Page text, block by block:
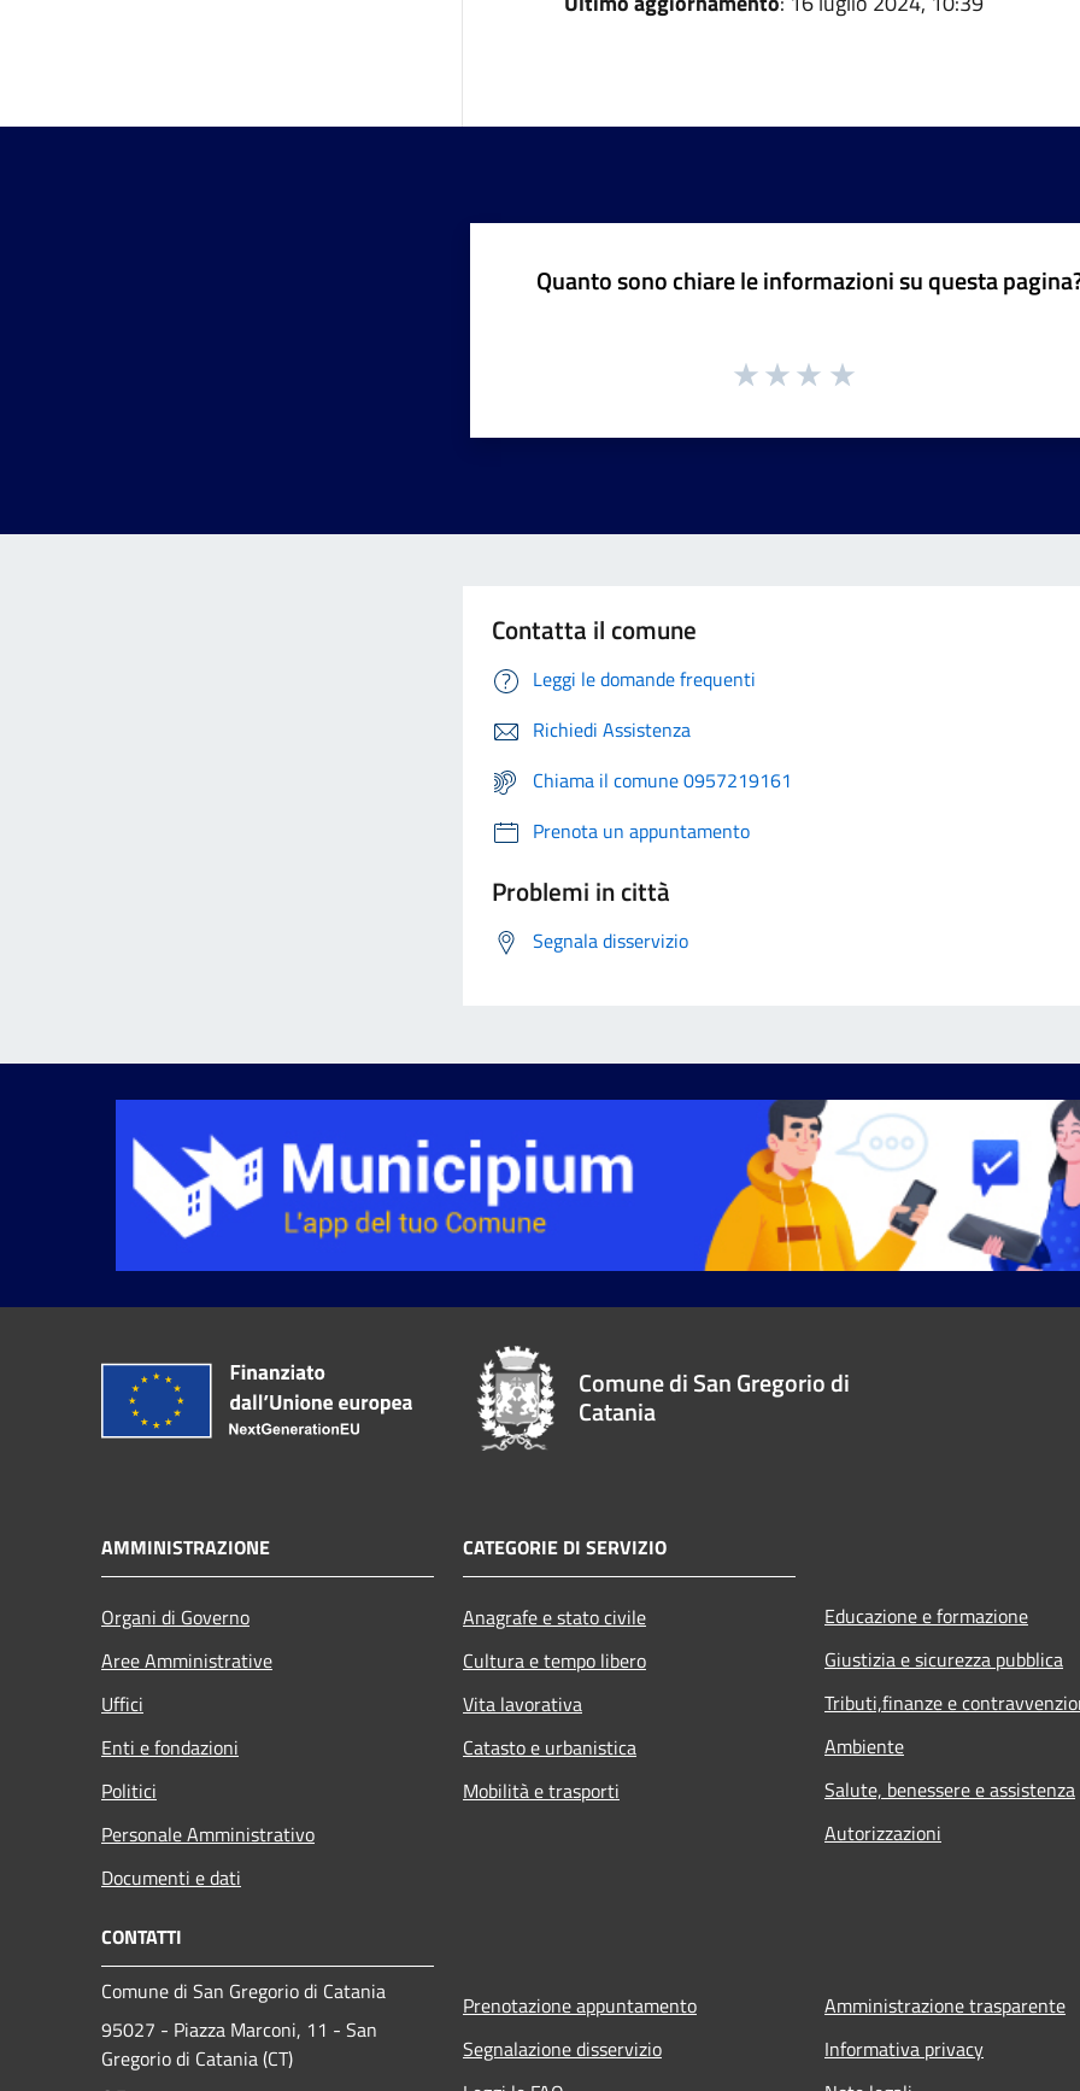
Quanto sono chiare le informazioni su questa
Contatta il comune
Leggi le domande frequenti
Richiedi Assistenza
Chiama il comune 0957219161
Prenota un appuntamento
Problemi in città
Segnala disservizio
Comune di San Gregorio di
Catania
AMMINISTRAZIONE
Organi di Governo
Aree Amministrative
Uffici
Enti e fondazioni
Politici
Personale Amministrativo
Documenti e dati
CATEGORIE DI SERVIZIO
Anagrafe e stato civile
Cultura e tempo libero
Vita lavorativa
Catasto e urbanistica
Mobilità e trasporti
Educazione e formazione
Giustizia e sicurezza pubblica
Tributi,finanze e
Ambiente
Salute, benessere e assistenza
Autorizzazioni
CONTATTI
Comune di San Gregorio di Catania
95027 - Piazza Marconi, 11 - San
Gregorio di Catania (CT)
Prenotazione appuntamento
Segnalazione disservizio
Amministrazione trasparente
Informativa privacy